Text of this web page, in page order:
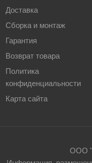
Доставка
Сборка и монтаж
Гарантия
Возврат товара
Политика
конфиденциальности
Карта сайта
ООО